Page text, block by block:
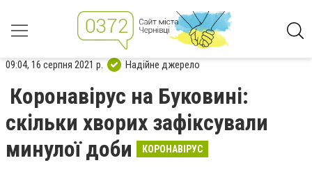
09:04, 16 серпня 2021 р. Надійне джерело
Коронавірус на Буковині:
скільки хворих зафіксували
минулої доби
КОРОНАВІРУС